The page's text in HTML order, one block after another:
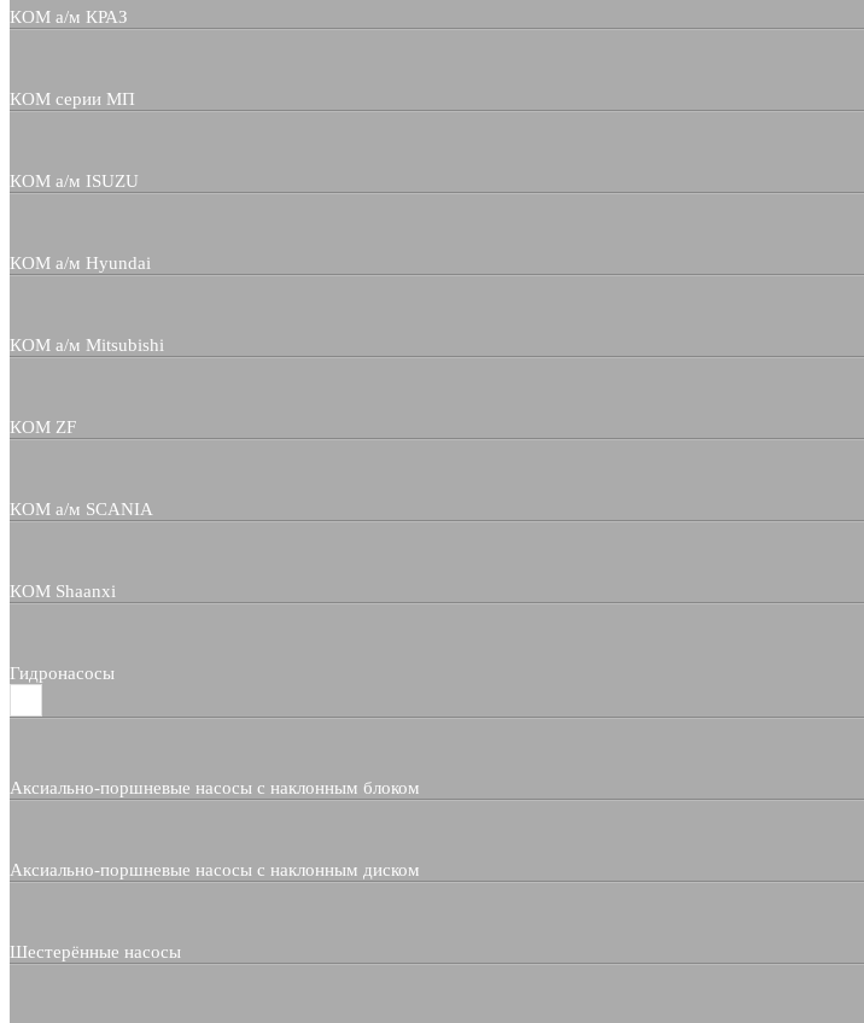
КОМ а/м КРАЗ
КОМ серии МП
КОМ а/м ISUZU
КОМ а/м Hyundai
КОМ а/м Mitsubishi
КОМ ZF
КОМ а/м SCANIA
КОМ Shaanxi
Гидронасосы
Аксиально-поршневые насосы с наклонным блоком
Аксиально-поршневые насосы с наклонным диском
Шестерённые насосы